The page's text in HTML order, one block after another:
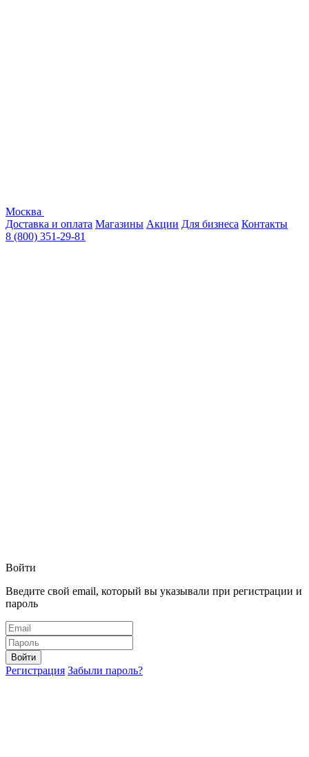
Москва
Доставка и оплата Магазины Акции Для бизнеса Контакты
8 (800) 351-29-81
Войти
Введите свой email, который вы указывали при регистрации и
пароль
Войти
Регистрация Забыли пароль?